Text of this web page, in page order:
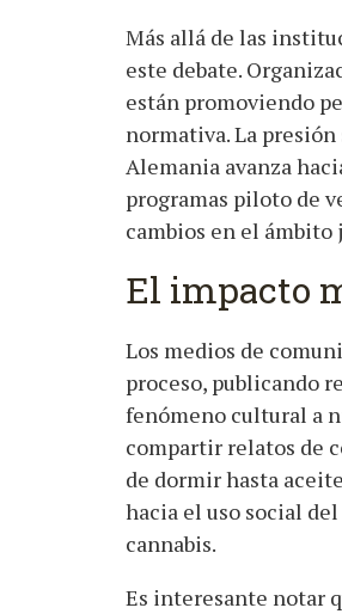
Más allá de las
este debate.
están promoviendo
normativa. La
Alemania avanza
programas piloto de
cambios en el ámbito
El impacto
Los medios de
proceso, publicando
fenómeno cultural a
compartir relatos de
de dormir hasta
hacia el uso social
cannabis.
Es interesante notar